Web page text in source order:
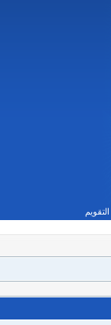
التقويم